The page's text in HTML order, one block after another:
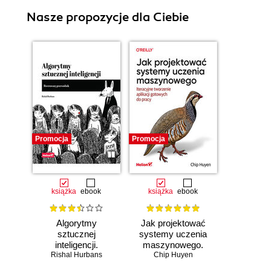
Nasze propozycje dla Ciebie
Promocja
książka ebook
Algorytmy
sztucznej
inteligencji.
Ilustrowany
Rishal Hurbans
Promocja
książka ebook
Jak projektować
systemy uczenia
maszynowego.
Iteracyjne
Chip Huyen